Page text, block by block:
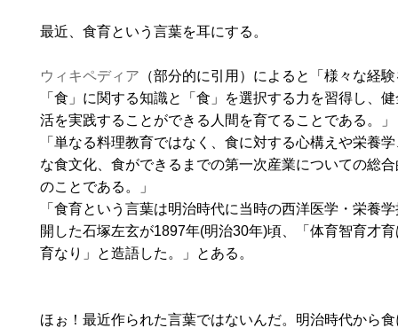
最近、食育という言葉を耳にする。
ウィキペディア （部分的に引用）によると「様々な経
「食」に関する知識と「食」を選択する力を習得し、
活を実践することができる人間を育てることである。」
「単なる料理教育ではなく、食に対する心構えや栄養
な食文化、食ができるまでの第一次産業についての総
のことである。」
「食育という言葉は明治時代に当時の西洋医学・栄養
開した石塚左玄が1897年(明治30年)頃、「体育智育才
育なり」と造語した。」とある。
ほぉ！最近作られた言葉ではないんだ。明治時代から